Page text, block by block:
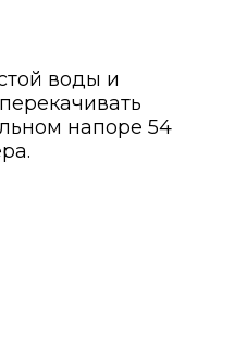
воды и
напоре 54